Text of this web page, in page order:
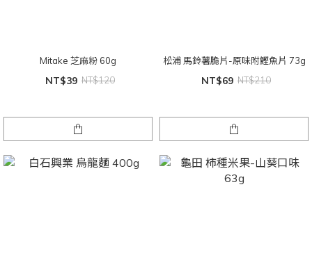
Mitake 芝麻粉 60g
NT$39 NT$120
松浦 馬鈴薯脆片-原味附鰹魚片 73g
NT$69 NT$210